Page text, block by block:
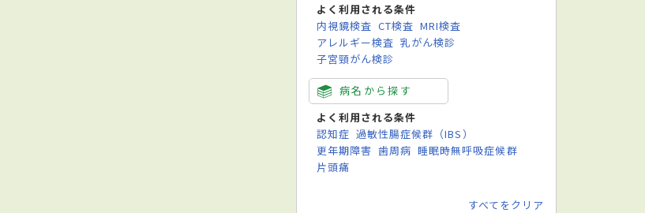
よく利用される条件
内視鏡検査 CT検査 MRI検査
アレルギー検査 乳がん検診
子宮頸がん検診
病名から探す
よく利用される条件
認知症 過敏性腸症候群（IBS）
更年期障害 歯周病 睡眠時無呼吸症候群
片頭痛
すべてをクリア